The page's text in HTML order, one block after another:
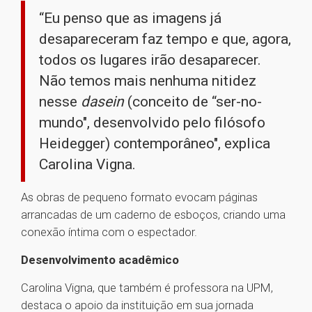
“Eu penso que as imagens já
desapareceram faz tempo e que, agora,
todos os lugares irão desaparecer.
Não temos mais nenhuma nitidez
nesse dasein(conceito de “ser-no-
mundo", desenvolvido pelo filósofo
Heidegger) contemporâneo", explica
Carolina Vigna.
As obras de pequeno formato evocam páginas
arrancadas de um caderno de esboços, criando uma
conexão íntima com o espectador.
Desenvolvimento acadêmico
Carolina Vigna, que também é professora na UPM,
destaca o apoio da instituição em sua jornada